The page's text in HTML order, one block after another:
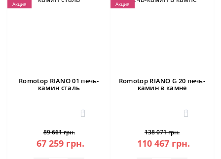
Акция
Romotop RIANO 01 печь-
камин сталь
3
89 661 грн.
67 259 грн.
Акция
Romotop RIANO G 20 печь-
камин в камне
3
138 071 грн.
110 467 грн.